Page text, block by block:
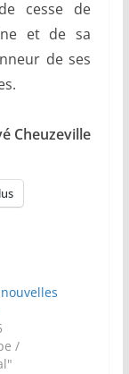
cesse de
et de sa
de ses
Cheuzeville
/